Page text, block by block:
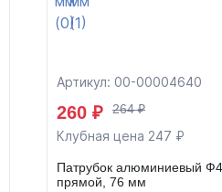
Артикул: 00-00004640
260 ₽ 264 ₽
Клубная цена 247 ₽
Патрубок алюминиевый
прямой, 76 мм